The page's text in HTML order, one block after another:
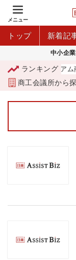
メニュー
トップ 新着記
中小企
ランキング
「青森市プレミアム
商工会議所から